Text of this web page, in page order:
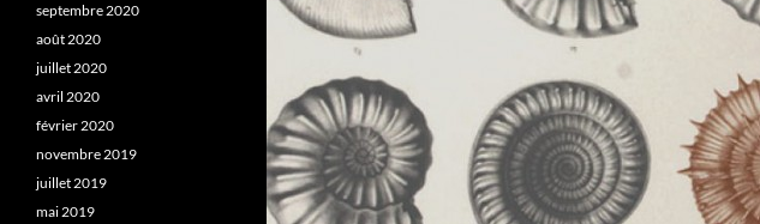
septembre 2020
août 2020
juillet 2020
avril 2020
février 2020
novembre 2019
juillet 2019
mai 2019